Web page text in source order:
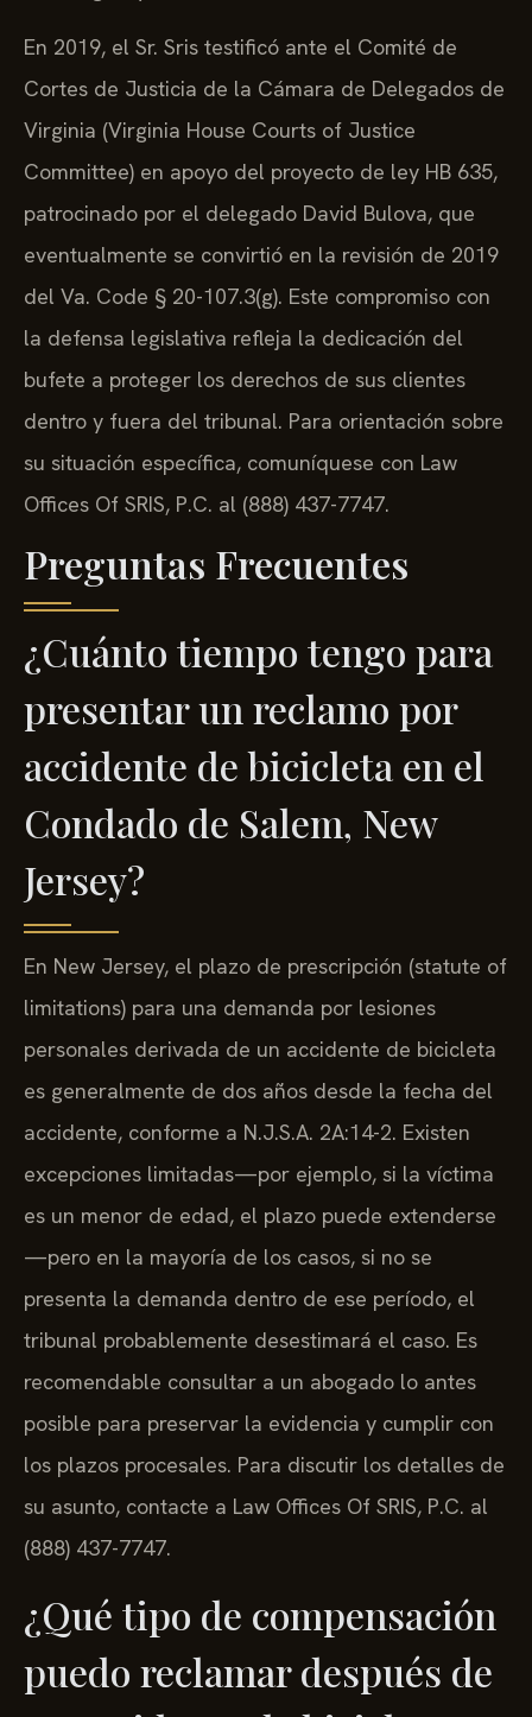
En 2019, el Sr. Sris testificó ante el Comité de
Cortes de Justicia de la Cámara de Delegados de
Virginia (Virginia House Courts of Justice
Committee) en apoyo del proyecto de ley HB 635,
patrocinado por el delegado David Bulova, que
eventualmente se convirtió en la revisión de 2019
del Va. Code § 20-107.3(g). Este compromiso con
la defensa legislativa refleja la dedicación del
bufete a proteger los derechos de sus clientes
dentro y fuera del tribunal. Para orientación sobre
su situación específica, comuníquese con Law
Offices Of SRIS, P.C. al (888) 437-7747.
Preguntas Frecuentes
¿Cuánto tiempo tengo para
presentar un reclamo por
accidente de bicicleta en el
Condado de Salem, New
Jersey?
En New Jersey, el plazo de prescripción (statute of
limitations) para una demanda por lesiones
personales derivada de un accidente de bicicleta
es generalmente de dos años desde la fecha del
accidente, conforme a N.J.S.A. 2A:14-2. Existen
excepciones limitadas—por ejemplo, si la víctima
es un menor de edad, el plazo puede extenderse
—pero en la mayoría de los casos, si no se
presenta la demanda dentro de ese período, el
tribunal probablemente desestimará el caso. Es
recomendable consultar a un abogado lo antes
posible para preservar la evidencia y cumplir con
los plazos procesales. Para discutir los detalles de
su asunto, contacte a Law Offices Of SRIS, P.C. al
(888) 437-7747.
¿Qué tipo de compensación
puedo reclamar después de